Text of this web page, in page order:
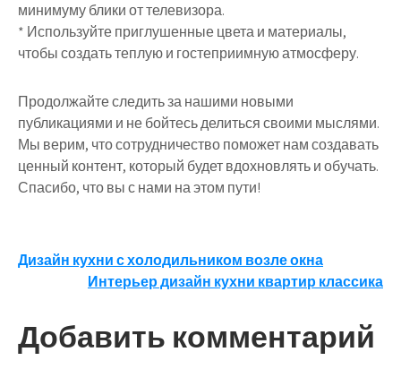
минимуму блики от телевизора.
* Используйте приглушенные цвета и материалы,
чтобы создать теплую и гостеприимную атмосферу.
Продолжайте следить за нашими новыми
публикациями и не бойтесь делиться своими мыслями.
Мы верим, что сотрудничество поможет нам создавать
ценный контент, который будет вдохновлять и обучать.
Спасибо, что вы с нами на этом пути!
Навигация
записям
Дизайн кухни с холодильником возле окна
Интерьер дизайн кухни квартир классика
Добавить комментарий